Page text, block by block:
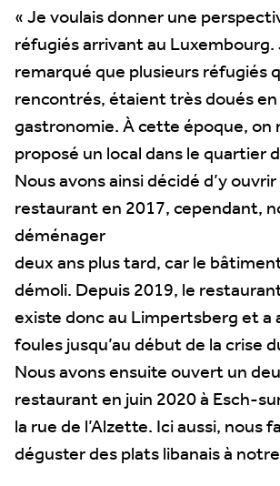
« Je voulais donner une
réfugiés arrivant au Luxembourg.
remarqué que plusieurs réfugiés
rencontrés, étaient très doués
gastronomie. À cette époque, on
proposé un local dans le quartier
Nous avons ainsi décidé d’y
restaurant en 2017, cependant,
déménager
deux ans plus tard, car le
démoli. Depuis 2019, le
existe donc au Limpertsberg et
foules jusqu’au début de la crise
Nous avons ensuite ouvert un
restaurant en juin 2020 à Esch-
la rue de l’Alzette. Ici aussi, nous
déguster des plats libanais à